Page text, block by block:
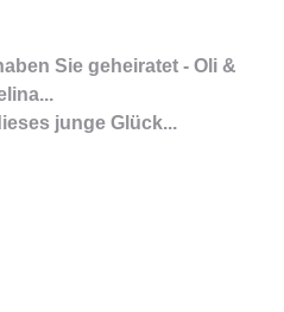
Sie geheiratet - Oli &
junge Glück...